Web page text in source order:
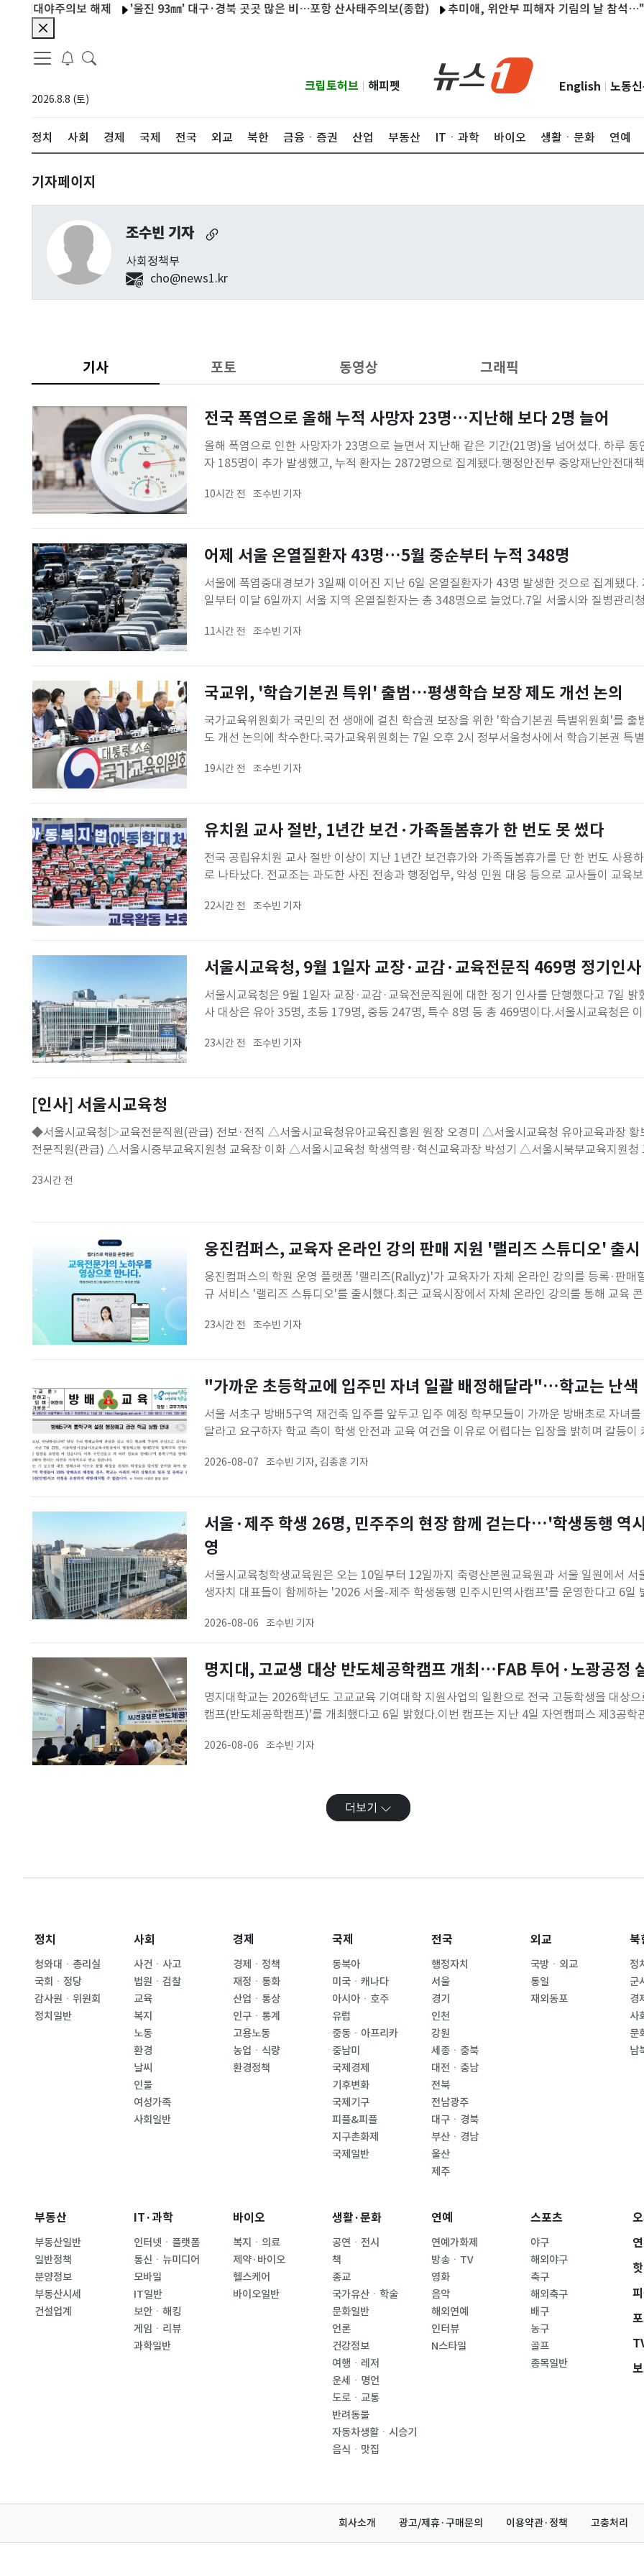
야주의보 해제 '울진 93㎜' 대구·경북 곳곳 많은 비…포항 산사태주의보(종합) 추미애, 위안부 피해자 기림의 날 참석…"국제
2026.8.8 (토)
크립토허브 해피펫 English 노동
정치 사회 경제 국제 전국 외교 북한 금융ㆍ증권 산업 부동산 ITㆍ과학 바이오 생활ㆍ문화 연예
기자페이지
조수빈 기자
사회정책부
cho@news1.kr
기사 포토 동영상 그래픽
전국 폭염으로 올해 누적 사망자 23명…지난해 보다 2명 늘어
올해 폭염으로 인한 사망자가 23명으로 늘면서 지난해 같은 기간(21명)을 넘어섰다. 하루 동
자 185명이 추가 발생했고, 누적 환자는 2872명으로 집계됐다.행정안전부 중앙재난안전대
누적 온열질환자는 2872명으로 지난해 같은 기간(3321명)보다 449명 적지만, 누적 사망자는
10시간 전 조수빈 기자
어제 서울 온열질환자 43명…5월 중순부터 누적 348명
서울에 폭염중대경보가 3일째 이어진 지난 6일 온열질환자가 43명 발생한 것으로 집계됐다.
일부터 이달 6일까지 서울 지역 온열질환자는 총 348명으로 늘었다.7일 서울시와 질병관리
누적 환자는 2872명, 사망자는 23명으로 늘었다.서울시는 이날 오후 6시를 기해 서울 전역에
11시간 전 조수빈 기자
국교위, '학습기본권 특위' 출범…평생학습 보장 제도 개선 논의
국가교육위원회가 국민의 전 생애에 걸친 학습권 보장을 위한 '학습기본권 특별위원회'를 출
도 개선 논의에 착수한다.국가교육위원회는 7일 오후 2시 정부서울청사에서 학습기본권 특
서 구성·운영이 의결됐다. 이광호 국교위 상임위원이 위원장을 맡고 교육, 법학, 정치·사회철
19시간 전 조수빈 기자
유치원 교사 절반, 1년간 보건·가족돌봄휴가 한 번도 못 썼다
전국 공립유치원 교사 절반 이상이 지난 1년간 보건휴가와 가족돌봄휴가를 단 한 번도 사용
로 나타났다. 전교조는 과도한 사진 전송과 행정업무, 악성 민원 대응 등으로 교사들이 교육
은 7일 정부서울청사 앞에서 '2026 유치원 현장 실태 폭로 및 교육재정 정상화 촉구 기자회견'
22시간 전 조수빈 기자
서울시교육청, 9월 1일자 교장·교감·교육전문직 469명 정기인사
서울시교육청은 9월 1일자 교장·교감·교육전문직원에 대한 정기 인사를 단행했다고 7일 밝
사 대상은 유아 35명, 초등 179명, 중등 247명, 특수 8명 등 총 469명이다.서울시교육청은
했다. 학교를 넘어 지역사회와 시민이 협력하는 교육생태계 조성을 위해 공감과 협력, 소통, 청
23시간 전 조수빈 기자
[인사] 서울시교육청
◆서울시교육청▷교육전문직원(관급) 전보·전직 △서울시교육청유아교육진흥원 원장 오경미 △서울시교육청 유아교육과장 황보영▷교육
전문직원(관급) △서울시중부교육지원청 교육장 이화 △서울시교육청 학생역량·혁신교육과장 박성기 △서울시북부교육지원청
보원 교수학습정보부장 류인철 △서울시교육청융합과학교육원 기획운영부장 서정석 △서
23시간 전
웅진컴퍼스, 교육자 온라인 강의 판매 지원 '랠리즈 스튜디오' 출시
웅진컴퍼스의 학원 운영 플랫폼 '랠리즈(Rallyz)'가 교육자가 자체 온라인 강의를 등록·판매
규 서비스 '랠리즈 스튜디오'를 출시했다.최근 교육시장에서 자체 온라인 강의를 통해 교육
마련이 어려운 교육자를 지원하기 위해 마련됐다.교육자는 보유한 강의 영상을 등록하고 수강
23시간 전 조수빈 기자
"가까운 초등학교에 입주민 자녀 일괄 배정해달라"…학교는 난색
서울 서초구 방배5구역 재건축 입주를 앞두고 입주 예정 학부모들이 가까운 방배초로 자녀를
달라고 요구하자 학교 측이 학생 안전과 교육 여건을 이유로 어렵다는 입장을 밝히며 갈등이
100% 방배초로 배정할 경우 일과 및 등하교 중 학생들의 안전사고를 온전히 예방·대처할 수
2026-08-07 조수빈 기자, 김종훈 기자
서울·제주 학생 26명, 민주주의 현장 함께 걷는다…'학생동행 역
영
서울시교육청학생교육원은 오는 10일부터 12일까지 축령산본원교육원과 서울 일원에서 서
생자치 대표들이 함께하는 '2026 서울-제주 학생동행 민주시민역사캠프'를 운영한다고 6일
사업이다. 양 지역 학생들이 서로의 역사와 문화를 직접 체험하며 민주주의와 공동체 가치를
2026-08-06 조수빈 기자
명지대, 고교생 대상 반도체공학캠프 개최…FAB 투어·노광공정
명지대학교는 2026학년도 고교교육 기여대학 지원사업의 일환으로 전국 고등학생을 대상
캠프(반도체공학캠프)'를 개최했다고 6일 밝혔다.이번 캠프는 지난 4일 자연캠퍼스 제3공학
을 직접 체험할 수 있도록 마련됐다.참가 학생들은 오전에 이민욱 반도체공학부 교수의 지도
2026-08-06 조수빈 기자
더보기
정치
청와대ㆍ총리실
국회ㆍ정당
감사원ㆍ위원회
정치일반
사회
사건ㆍ사고
법원ㆍ검찰
교육
복지
노동
환경
날씨
인물
여성가족
사회일반
경제
경제ㆍ정책
재정ㆍ통화
산업ㆍ통상
인구ㆍ통계
고용노동
농업ㆍ식량
환경정책
국제
동북아
미국ㆍ캐나다
아시아ㆍ호주
유럽
중동ㆍ아프리카
중남미
국제경제
기후변화
국제기구
피플&피플
지구촌화제
국제일반
전국
행정자치
서울
경기
인천
강원
세종ㆍ충북
대전ㆍ충남
전북
전남광주
대구ㆍ경북
부산ㆍ경남
울산
제주
외교
국방ㆍ외교
통일
재외동포
북
정
군
경
사
문
남
부동산
부동산일반
일반정책
분양정보
부동산시세
건설업계
IT·과학
인터넷ㆍ플랫폼
통신ㆍ뉴미디어
모바일
IT일반
보안ㆍ해킹
게임ㆍ리뷰
과학일반
바이오
복지ㆍ의료
제약·바이오
헬스케어
바이오일반
생활·문화
공연ㆍ전시
책
종교
국가유산ㆍ학술
문화일반
언론
건강정보
여행ㆍ레저
운세ㆍ명언
도로ㆍ교통
반려동물
자동차생활ㆍ시승기
음식ㆍ맛집
연예
연예가화제
방송ㆍTV
영화
음악
해외연예
인터뷰
N스타일
스포츠
야구
해외야구
축구
해외축구
배구
농구
골프
종목일반
회사소개 광고/제휴·구매문의 이용약관·정책 고충처리